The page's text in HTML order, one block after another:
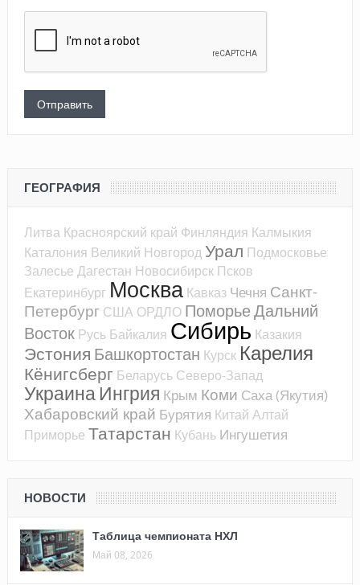
ГЕОГРАФИЯ
Литва Красноярский край Финляндия Калмыкия
Каталония Великий Новгород Урал Подмосковье
Залесье Дагестан Новосибирск Псков
Екатеринбург Москва Кавказ Чечня Санкт-
Петербург США ОРДЛО ПоморьеДальний
Восток Русь Байкалия Сибирь Казакия
Эстония Башкортостан Курск Карелия
Кёнигсберг Беларусь Северо-Запад
УкраинаИнгрия Крым Коми Саха (Якутия)
Хабаровский край Бурятия Китай Алтай
Приморье Татарстан Кубань Ингушетия
НОВОСТИ
Таблица чемпионата НХЛ
Май 08, 2026